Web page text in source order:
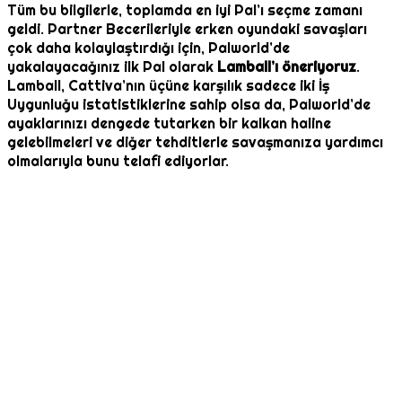
Tüm bu bilgilerle, toplamda en iyi Pal’ı seçme zamanı
geldi. Partner Becerileriyle erken oyundaki savaşları
çok daha kolaylaştırdığı için, Palworld’de
yakalayacağınız ilk Pal olarak Lamball’ı öneriyoruz.
Lamball, Cattiva’nın üçüne karşılık sadece iki İş
Uygunluğu istatistiklerine sahip olsa da, Palworld’de
ayaklarınızı dengede tutarken bir kalkan haline
gelebilmeleri ve diğer tehditlerle savaşmanıza yardımcı
olmalarıyla bunu telafi ediyorlar.